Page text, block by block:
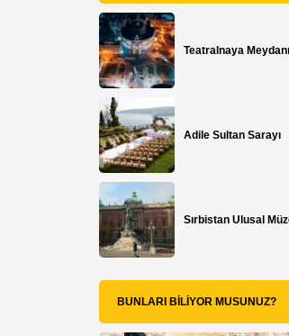
Teatralnaya Meydanı
Adile Sultan Sarayı
Sırbistan Ulusal
BUNLARI BILIYOR MUSUNUZ?